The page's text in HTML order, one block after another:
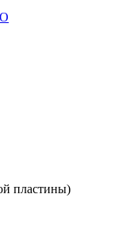
м. Бунинская
пластины)